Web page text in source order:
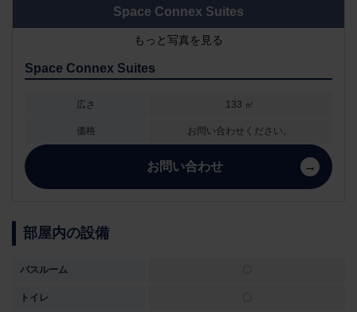
Space Connex Suites
もっと写真を見る
Space Connex Suites
広さ 133 ㎡
価格 お問い合わせください。
お問い合わせ
部屋内の設備
バスルーム 〇
トイレ 〇